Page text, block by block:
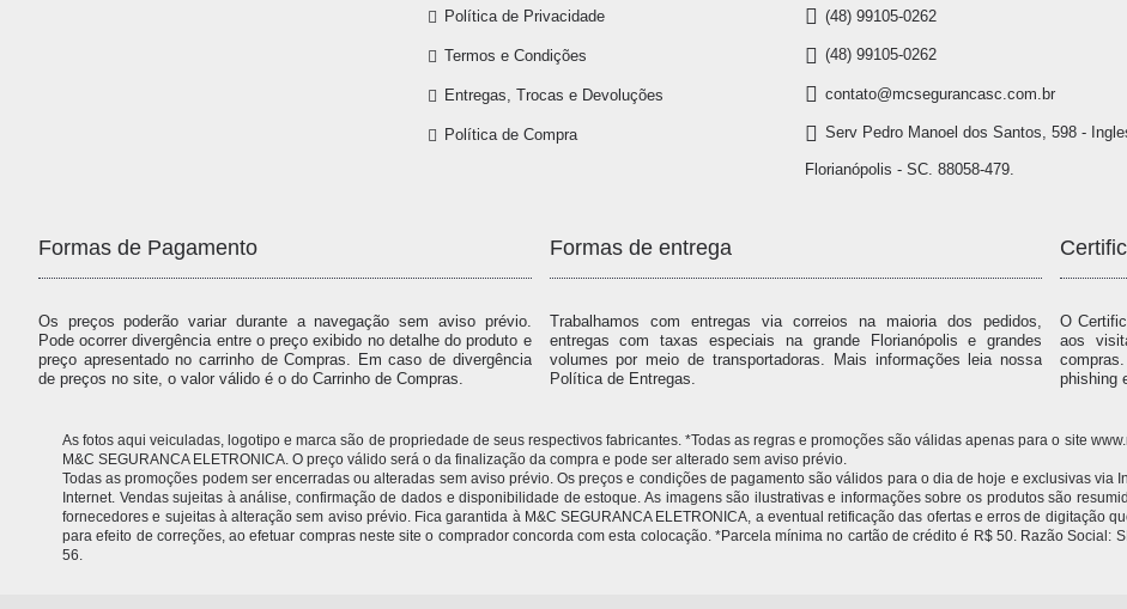
Política de Privacidade
Termos e Condições
Entregas, Trocas e Devoluções
Política de Compra
(48) 99105-0262
(48) 99105-0262
contato@mcsegurancasc.com.br
Serv Pedro Manoel dos Santos, 598 -
Florianópolis - SC. 88058-479.
Formas de Pagamento
Os preços poderão variar durante a navegação sem aviso prévio.
Pode ocorrer divergência entre o preço exibido no detalhe do produto e
preço apresentado no carrinho de Compras. Em caso de divergência
de preços no site, o valor válido é o do Carrinho de Compras.
Formas de entrega
Trabalhamos com entregas via correios na maioria dos pedidos,
entregas com taxas especiais na grande Florianópolis e grandes
volumes por meio de transportadoras. Mais informações leia nossa
Política de Entregas.
O
aos
phishing
As fotos aqui veiculadas, logotipo e marca são de propriedade de seus respectivos fabricantes. *Todas as regras e promoções são válidas apenas para o site
M&C SEGURANCA ELETRONICA. O preço válido será o da finalização da compra e pode ser alterado sem aviso prévio.
Todas as promoções podem ser encerradas ou alteradas sem aviso prévio. Os preços e condições de pagamento são válidos para o dia de hoje e exclusivas via
Internet. Vendas sujeitas à análise, confirmação de dados e disponibilidade de estoque. As imagens são ilustrativas e informações sobre os produtos são
fornecedores e sujeitas à alteração sem aviso prévio. Fica garantida à M&C SEGURANCA ELETRONICA, a eventual retificação das ofertas e erros de digitação
para efeito de correções, ao efetuar compras neste site o comprador concorda com esta colocação. *Parcela mínima no cartão de crédito é R$ 50. Razão Social:
56.